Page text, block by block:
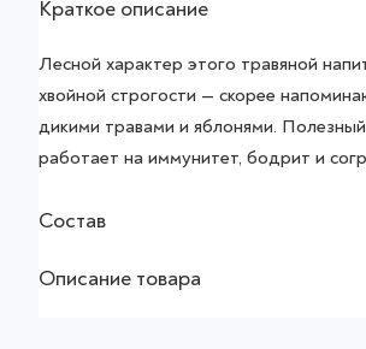
Краткое описание
Лесной характер этого травяной
хвойной строгости — скорее
дикими травами и яблонями. Полезный
работает на иммунитет, бодрит и
Состав
Описание товара